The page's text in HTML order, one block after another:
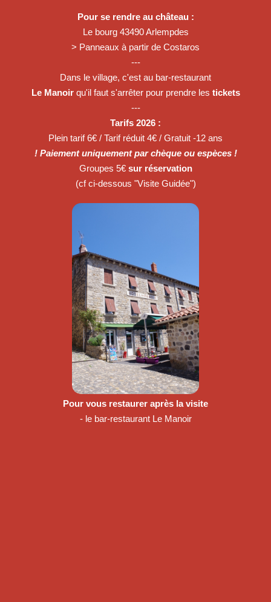
Pour se rendre au château :
Le bourg 43490 Arlempdes
> Panneaux à partir de Costaros
---
Dans le village, c'est au bar-restaurant
Le Manoirqu'il faut s'arrêter pour prendre les tickets
---
Tarifs 2026 :
Plein tarif 6€ / Tarif réduit 4€ / Gratuit -12 ans
! Paiement uniquement par chèque ou espèces !
Groupes 5€ sur réservation
(cf ci-dessous "Visite Guidée")
Pour vous restaurer après la visite
- le bar-restaurant Le Manoir